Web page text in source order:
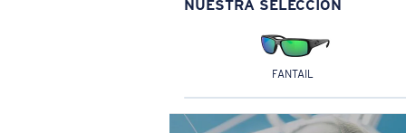
NUESTRA SELECCIÓN
FANTAIL